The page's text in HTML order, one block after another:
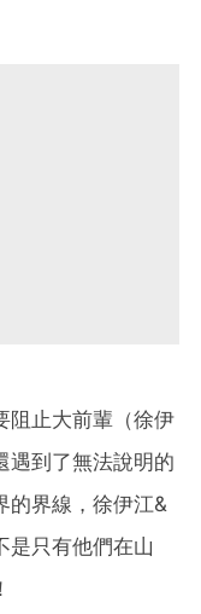
阻止大前輩（徐伊
遇到了無法說明的
的界線，徐伊江&
是只有他們在山